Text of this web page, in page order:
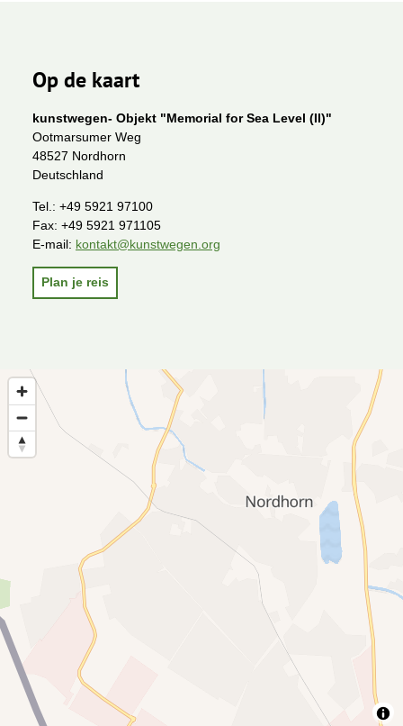
Op de kaart
kunstwegen- Objekt "Memorial for Sea Level (II)"
Ootmarsumer Weg
48527 Nordhorn
Deutschland
Tel.: +49 5921 97100
Fax: +49 5921 971105
E-mail: kontakt@kunstwegen.org
Plan je reis